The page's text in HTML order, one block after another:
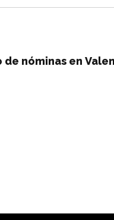
nóminas en